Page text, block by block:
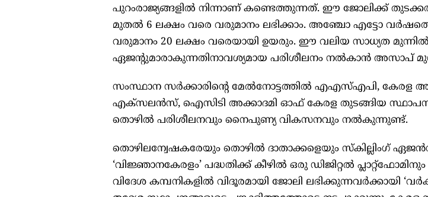
പുറംരാജ്യങ്ങളിൽ നിന്നാണ് കണ്ടെത്തുന്നത്. ഈ ജോലിക്ക്
മുതൽ 6 ലക്ഷം വരെ വരുമാനം ലഭിക്കാം. അഞ്ചോ എട്ടോ
വരുമാനം 20 ലക്ഷം വരെയായി ഉയരും. ഈ വലിയ സാധ്യത
ഏജന്റുമാരാകുന്നതിനാവശ്യമായ പരിശീലനം നൽകാൻ
സംസ്ഥാന സർക്കാരിന്റെ മേൽനോട്ടത്തിൽ എഎസ്എപി, കേരള
എക്സലൻസ്, ഐസിടി അക്കാദമി ഓഫ് കേരള തുടങ്ങിയ
തൊഴിൽ പരിശീലനവും നൈപുണ്യ വികസനവും നൽകുന്നുണ്ട്.
തൊഴിലന്വേഷകരേയും തൊഴിൽ ദാതാക്കളെയും സ്കില്ലിംഗ്
‘വിജ്ഞാനകേരളം’ പദ്ധതിക്ക് കീഴിൽ ഒരു ഡിജിറ്റൽ
വിദേശ കമ്പനികളിൽ വിദൂരമായി ജോലി ലഭിക്കുന്നവർക്കായി